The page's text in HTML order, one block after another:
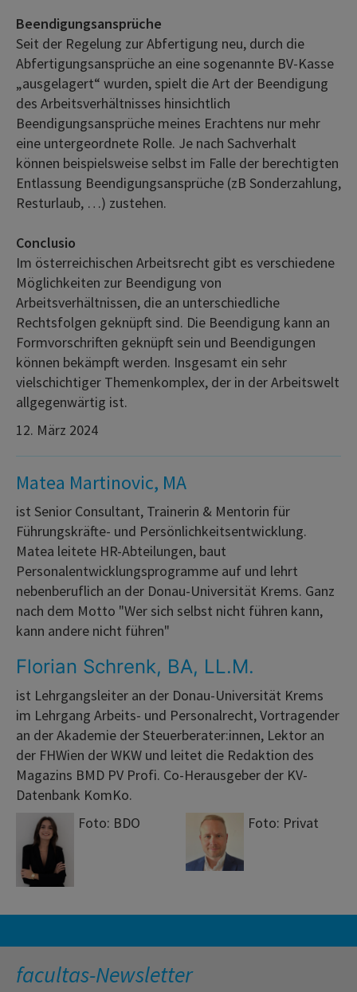
Beendigungsansprüche
Seit der Regelung zur Abfertigung neu, durch die
Abfertigungsansprüche an eine sogenannte BV-Kasse
„ausgelagert“ wurden, spielt die Art der Beendigung
des Arbeitsverhältnisses hinsichtlich
Beendigungsansprüche meines Erachtens nur mehr
eine untergeordnete Rolle. Je nach Sachverhalt
können beispielsweise selbst im Falle der berechtigten
Entlassung Beendigungsansprüche (zB Sonderzahlung,
Resturlaub, …) zustehen.
Conclusio
Im österreichischen Arbeitsrecht gibt es verschiedene
Möglichkeiten zur Beendigung von
Arbeitsverhältnissen, die an unterschiedliche
Rechtsfolgen geknüpft sind. Die Beendigung kann an
Formvorschriften geknüpft sein und Beendigungen
können bekämpft werden. Insgesamt ein sehr
vielschichtiger Themenkomplex, der in der Arbeitswelt
allgegenwärtig ist.
12. März 2024
Matea Martinovic, MA
ist Senior Consultant, Trainerin & Mentorin für
Führungskräfte- und Persönlichkeitsentwicklung.
Matea leitete HR-Abteilungen, baut
Personalentwicklungsprogramme auf und lehrt
nebenberuflich an der Donau-Universität Krems. Ganz
nach dem Motto "Wer sich selbst nicht führen kann,
kann andere nicht führen"
Florian Schrenk, BA, LL.M.
ist Lehrgangsleiter an der Donau-Universität Krems
im Lehrgang Arbeits- und Personalrecht, Vortragender
an der Akademie der Steuerberater:innen, Lektor an
der FHWien der WKW und leitet die Redaktion des
Magazins BMD PV Profi. Co-Herausgeber der KV-
Datenbank KomKo.
Foto: BDO
Foto: Privat
facultas-Newsletter